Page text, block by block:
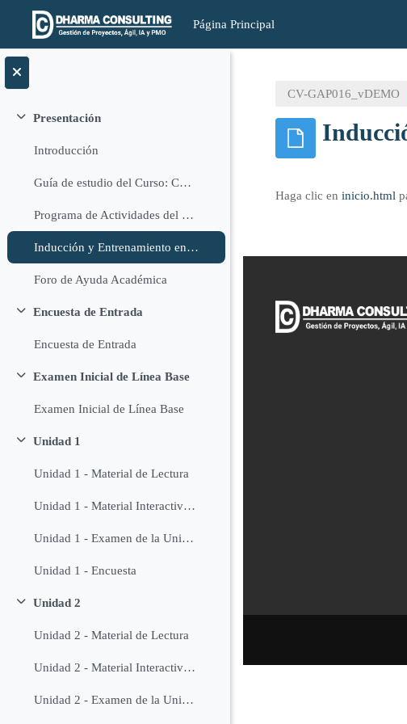
Salta al contenido principal
Página Principal
Colapsar
Presentación
Introducción
Guía de estudio del Curso: CV-GAP016
Programa de Actividades del Curso: CV-GAP016
Inducción y Entrenamiento en la Plataforma
Foro de Ayuda Académica
Colapsar
Encuesta de Entrada
Encuesta de Entrada
Colapsar
Examen Inicial de Línea Base
Examen Inicial de Línea Base
Colapsar
Unidad 1
Unidad 1 - Material de Lectura
Unidad 1 - Material Interactivo de Estudio
Unidad 1 - Examen de la Unidad
Unidad 1 - Encuesta
Colapsar
Unidad 2
Unidad 2 - Material de Lectura
Unidad 2 - Material Interactivo de Estudio
Unidad 2 - Examen de la Unidad
CV-GAP016_vDEMO
Haga clic en inicio.html